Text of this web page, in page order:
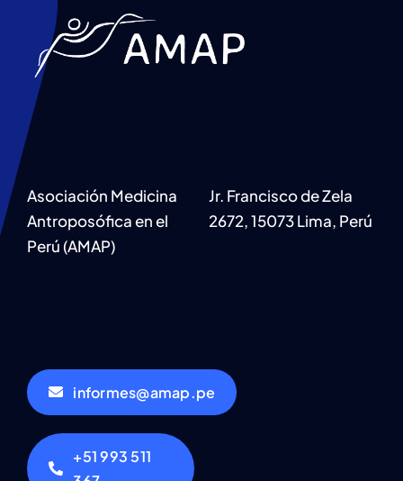
Asociación Medicina
Antroposófica en el
Perú (AMAP)
Jr. Francisco de Zela
2672, 15073 Lima, Perú
informes@amap.pe
+51 993 511